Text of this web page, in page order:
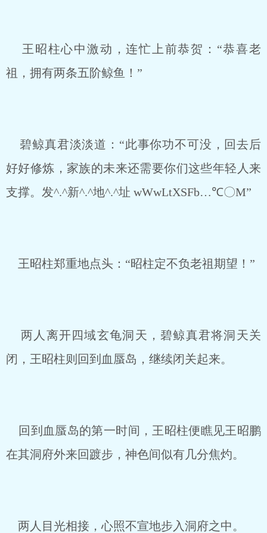
王昭柱心中激动，连忙上前恭贺：“恭喜老
祖，拥有两条五阶鲸鱼！”
碧鲸真君淡淡道：“此事你功不可没，回去后
好好修炼，家族的未来还需要你们这些年轻人来
支撑。发^.^新^.^地^.^址 wWwLtXSFb…℃〇M”
王昭柱郑重地点头：“昭柱定不负老祖期望！”
两人离开四域玄龟洞天，碧鲸真君将洞天关
闭，王昭柱则回到血蜃岛，继续闭关起来。
回到血蜃岛的第一时间，王昭柱便瞧见王昭鹏
在其洞府外来回踱步，神色间似有几分焦灼。
两人目光相接，心照不宣地步入洞府之中。